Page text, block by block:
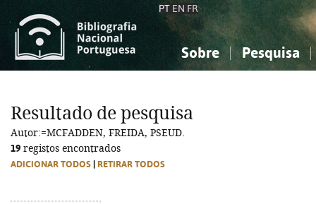
PT EN FR
Sobre Pesquisa
Ciências sociais...
Ciências sociais...
Resultado de pesquisa
Autor:=MCFADDEN, FREIDA, PSEUD.
19 registos encontrados
ADICIONAR TODOS RETIRAR TODOS